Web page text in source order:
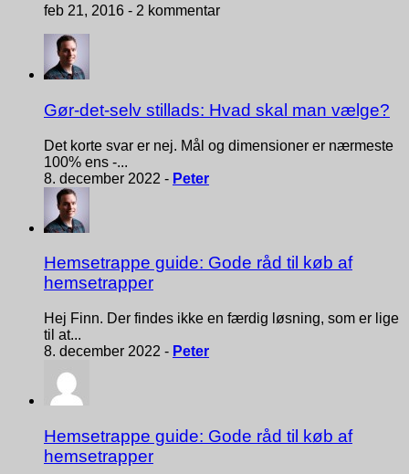
feb 21, 2016 - 2 kommentar
Gør-det-selv stillads: Hvad skal man vælge?
Det korte svar er nej. Mål og dimensioner er nærmeste
100% ens -...
8. december 2022 - Peter
Hemsetrappe guide: Gode råd til køb af
hemsetrapper
Hej Finn. Der findes ikke en færdig løsning, som er lige
til at...
8. december 2022 - Peter
Hemsetrappe guide: Gode råd til køb af
hemsetrapper